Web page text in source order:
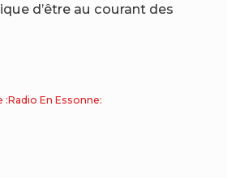
d’être au courant des
En Essonne: